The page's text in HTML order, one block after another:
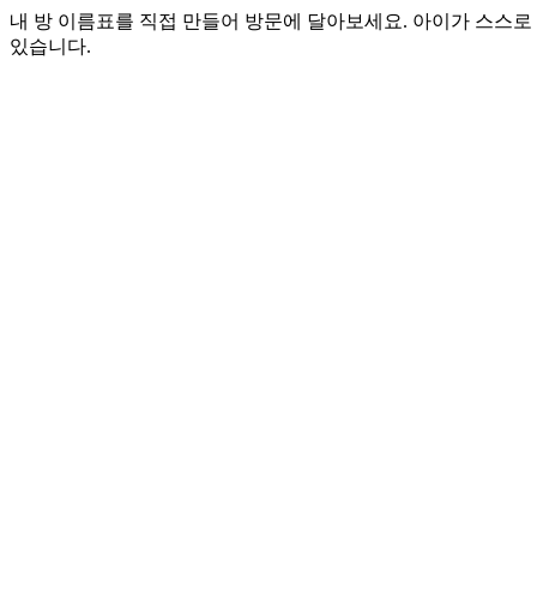
내 방 이름표를 직접 만들어 방문에 달아보세요. 아이가 스스
있습니다.